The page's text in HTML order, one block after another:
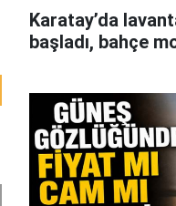
Karatay’da
başladı, bahçe